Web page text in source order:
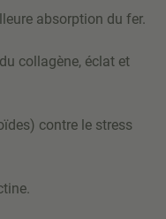
absorption du fer.
collagène, éclat et
contre le stress